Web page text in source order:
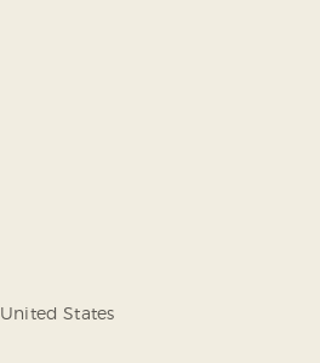
United States